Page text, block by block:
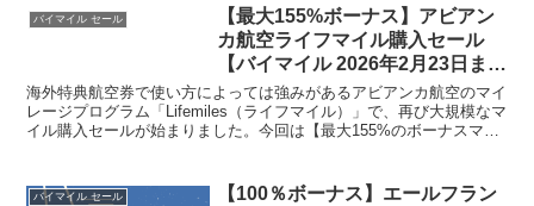
上手に使える人にとっては特典航空券を
お得に発券するチャン...
バイマイル セール
【最大155%ボーナス】アビアン
カ航空ライフマイル購入セール
【バイマイル 2026年2月23日ま
で】
海外特典航空券で使い方によっては強みがあるアビアンカ航空のマイ
レージプログラム「Lifemiles（ライフマイル）」で、再び大規模なマ
イル購入セールが始まりました。今回は【最大155%のボーナスマイ
バイマイル セール
【100％ボーナス】エールフラン